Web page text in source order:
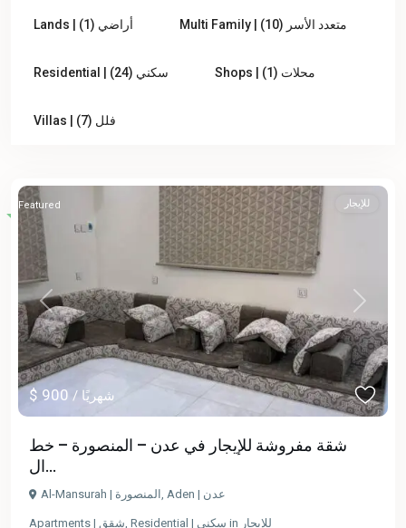
Lands | أراضي (1) Multi Family | متعدد الأسر (10)
Residential | سكني (24) Shops | محلات (1)
Villas | فلل (7)
Previous Next
$ 900 / شهريًا
للإيجار Featured
شقة مفروشة للإيجار في عدن – المنصورة – خط
ال...
Al-Mansurah | المنصورة Aden | عدن
Apartments | شقق Residential | سكني in للإيجار